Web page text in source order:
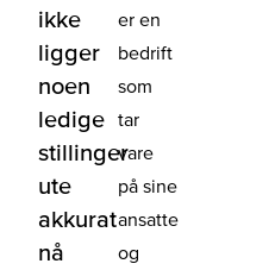
ikke
ligger
noen
ledige
stillinger
ute
akkurat
nå
er en
bedrift
som
tar
vare
på sine
ansatte
og